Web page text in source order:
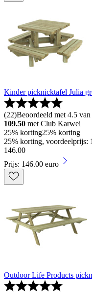
Kinder picknicktafel Julia
(22)Beoordeeld met 4.5
109.50 met Club Karwei
25% korting25% korting
25% korting, voordeelprijs:
146.00
Prijs: 146.00 euro
Outdoor Life Products